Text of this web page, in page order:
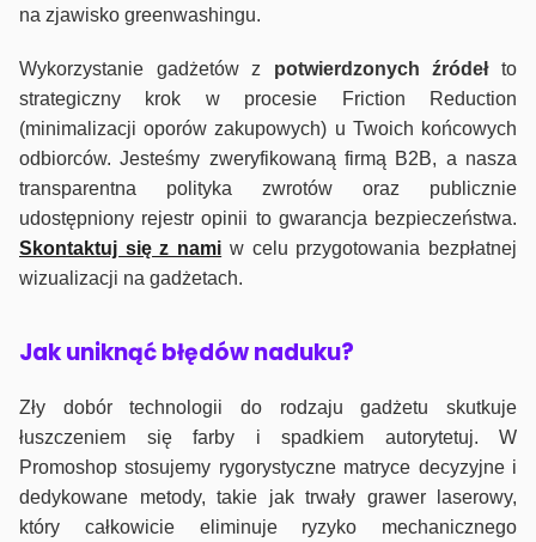
na zjawisko greenwashingu.
Wykorzystanie gadżetów z potwierdzonych źródełto
strategiczny krok w procesie Friction Reduction
(minimalizacji oporów zakupowych) u Twoich końcowych
odbiorców. Jesteśmy zweryfikowaną firmą B2B, a nasza
transparentna polityka zwrotów oraz publicznie
udostępniony rejestr opinii to gwarancja bezpieczeństwa.
Skontaktuj się z nami w celu przygotowania bezpłatnej
wizualizacji na gadżetach.
Jak uniknąć błędów naduku?
Zły dobór technologii do rodzaju gadżetu skutkuje
łuszczeniem się farby i spadkiem autorytetuj. W
Promoshop stosujemy rygorystyczne matryce decyzyjne i
dedykowane metody, takie jak trwały grawer laserowy,
który całkowicie eliminuje ryzyko mechanicznego